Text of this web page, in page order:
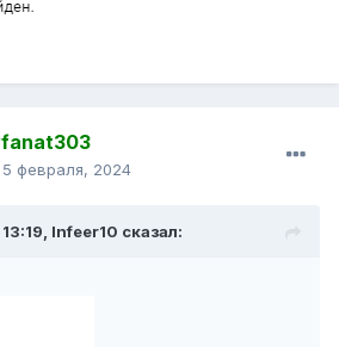
5 февраля, 2024
Infeer10 сказал: